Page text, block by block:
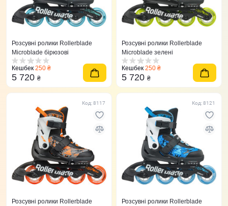
Розсувні ролики Rollerblade
Microblade бірюзові
Кешбек 250 ₴
5 720 ₴
Розсувні ролики Rollerblade
Microblade зелені
Кешбек 250 ₴
5 720 ₴
Код: 8117
Розсувні ролики Rollerblade
Код: 8121
Розсувні ролики Rollerblade